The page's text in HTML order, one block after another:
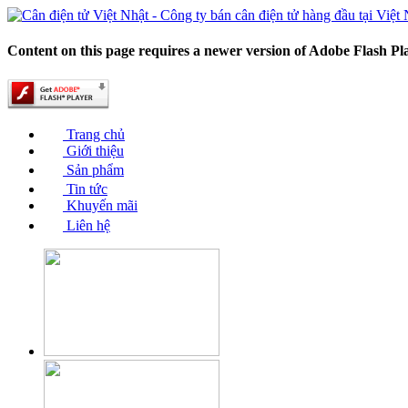
Content on this page requires a newer version of Adobe Flash
Trang chủ
Giới thiệu
Sản phẩm
Tin tức
Khuyến mãi
Liên hệ